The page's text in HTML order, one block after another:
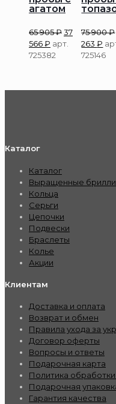
агатом
65 905₽37
566₽ арт.
725382
75 900₽
263₽
725146
Каталог
Каталог
Выращенные
Кольца
Серьги
Цепочки
Подвески
Браслеты
Колье
Акции
Клиентам
Доставка и оплата
Возврат и обмен
Правила ухода за
Договор оферты
Вопросы и ответы
Подарочная карта
Политика
Подарочная
Гарантия качества